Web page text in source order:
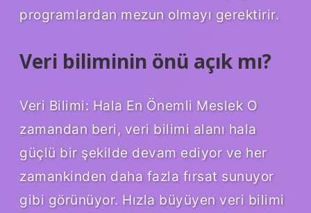
programlardan mezun olmayı gerektirir.
Veri biliminin önü açık mı?
Veri Bilimi: Hala En Önemli Meslek O
zamandan beri, veri bilimi alanı hala
güçlü bir şekilde devam ediyor ve her
zamankinden daha fazla fırsat sunuyor
gibi görünüyor. Hızla büyüyen veri bilimi